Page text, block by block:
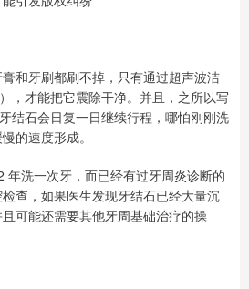
和牙刷都刷不掉，只有通过超声波洁
，才能把它震除干净。并且，之所以写
结石会日复一日继续行程，哪怕刚刚洗
的速度形成。
年洗一次牙，而已经有过牙周炎诊断的
查，如果医生发现牙结石已经大量沉
可能还需要其他牙周基础治疗的操